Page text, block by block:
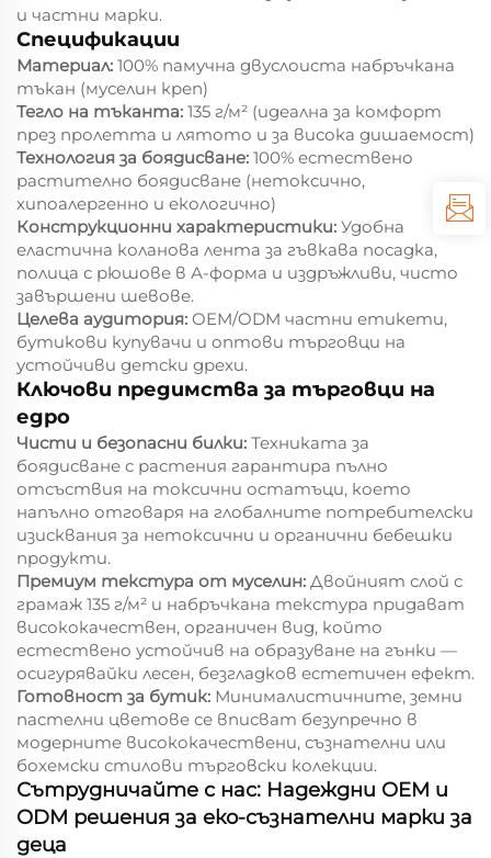
и частни марки.
Спецификации
Материал: 100% памучна двуслоиста набръчкана
тъкан (муселин креп)
Тегло на тъканта: 135 г/м² (идеална за комфорт
през пролетта и лятото и за висока дишаемост)
Технология за боядисване: 100% естествено
растително боядисване (нетоксично,
хипоалергенно и екологично)
Конструкционни характеристики: Удобна
еластична коланова лента за гъвкава посадка,
полица с рюшове в А-форма и издръжливи, чисто
завършени шевове.
Целева аудитория: OEM/ODM частни етикети,
бутикови купувачи и оптови търговци на
устойчиви детски дрехи.
Ключови предимства за търговци на
едро
Чисти и безопасни билки: Техниката за
боядисване с растения гарантира пълно
отсъствия на токсични остатъци, което
напълно отговаря на глобалните потребителски
изисквания за нетоксични и органични бебешки
продукти.
Премиум текстура от муселин: Двойният слой с
грамаж 135 г/м² и набръчкана текстура придават
висококачествен, органичен вид, който
естествено устойчив на образуване на гънки —
осигурявайки лесен, безгладков естетичен ефект.
Готовност за бутик: Минималистичните, земни
пастелни цветове се вписват безупречно в
модерните висококачествени, съзнателни или
бохемски стилови търговски колекции.
Сътрудничайте с нас: Надеждни OEM и
ODM решения за еко-съзнателни марки за
деца